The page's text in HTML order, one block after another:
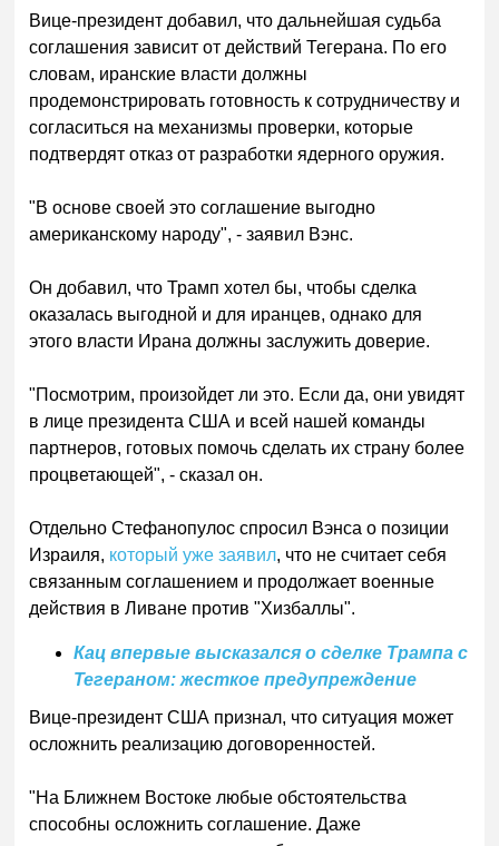
Вице-президент добавил, что дальнейшая судьба
соглашения зависит от действий Тегерана. По его
словам, иранские власти должны
продемонстрировать готовность к сотрудничеству и
согласиться на механизмы проверки, которые
подтвердят отказ от разработки ядерного оружия.
"В основе своей это соглашение выгодно
американскому народу", - заявил Вэнс.
Он добавил, что Трамп хотел бы, чтобы сделка
оказалась выгодной и для иранцев, однако для
этого власти Ирана должны заслужить доверие.
"Посмотрим, произойдет ли это. Если да, они увидят
в лице президента США и всей нашей команды
партнеров, готовых помочь сделать их страну более
процветающей", - сказал он.
Отдельно Стефанопулос спросил Вэнса о позиции
Израиля, который уже заявил, что не считает себя
связанным соглашением и продолжает военные
действия в Ливане против "Хизбаллы".
Кац впервые высказался о сделке Трампа с
Тегераном: жесткое предупреждение
Вице-президент США признал, что ситуация может
осложнить реализацию договоренностей.
"На Ближнем Востоке любые обстоятельства
способны осложнить соглашение. Даже